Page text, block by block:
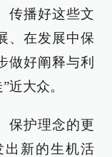
传播好这些文
、在发展中保
做好阐释与利
近大众。
保护理念的更
出新的生机活